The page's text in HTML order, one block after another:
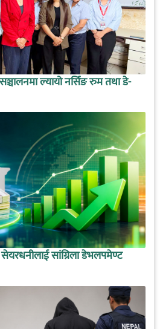
ल्यायो नर्सिङ रुम तथा डे-
सांग्रिला डेभलपमेण्ट